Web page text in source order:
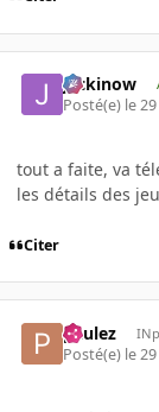
jackinow
Posté(e) le
tout a faite, va
les détails des
Citer
paulez
Posté(e) le